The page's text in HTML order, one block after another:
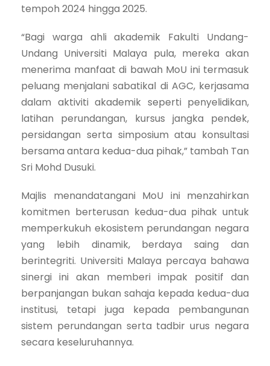
tempoh 2024 hingga 2025.
“Bagi warga ahli akademik Fakulti Undang-
Undang Universiti Malaya pula, mereka akan
menerima manfaat di bawah MoU ini termasuk
peluang menjalani sabatikal di AGC, kerjasama
dalam aktiviti akademik seperti penyelidikan,
latihan perundangan, kursus jangka pendek,
persidangan serta simposium atau konsultasi
bersama antara kedua-dua pihak,” tambah Tan
Sri Mohd Dusuki.
Majlis menandatangani MoU ini menzahirkan
komitmen berterusan kedua-dua pihak untuk
memperkukuh ekosistem perundangan negara
yang lebih dinamik, berdaya saing dan
berintegriti. Universiti Malaya percaya bahawa
sinergi ini akan memberi impak positif dan
berpanjangan bukan sahaja kepada kedua-dua
institusi, tetapi juga kepada pembangunan
sistem perundangan serta tadbir urus negara
secara keseluruhannya.